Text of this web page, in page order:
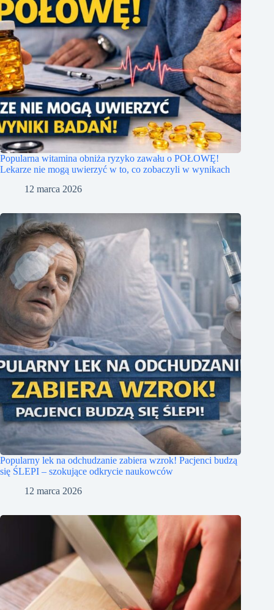
Popularna witamina obniża ryzyko zawału o POŁOWĘ!
Lekarze nie mogą uwierzyć w to, co zobaczyli w wynikach
12 marca 2026
Popularny lek na odchudzanie zabiera wzrok! Pacjenci budzą
się ŚLEPI – szokujące odkrycie naukowców
12 marca 2026